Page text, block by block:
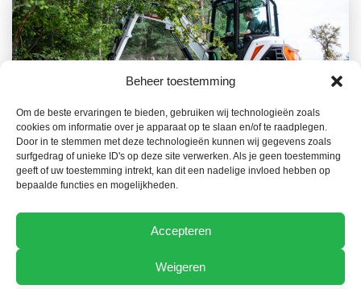
Beheer toestemming
Om de beste ervaringen te bieden, gebruiken wij technologieën zoals
cookies om informatie over je apparaat op te slaan en/of te raadplegen.
Door in te stemmen met deze technologieën kunnen wij gegevens zoals
surfgedrag of unieke ID's op deze site verwerken. Als je geen toestemming
geeft of uw toestemming intrekt, kan dit een nadelige invloed hebben op
bepaalde functies en mogelijkheden.
Accepteren
Weigeren
NOUVELLES
La gamme Bobcat, un atout clé dans la
prévention des incendies de forêt